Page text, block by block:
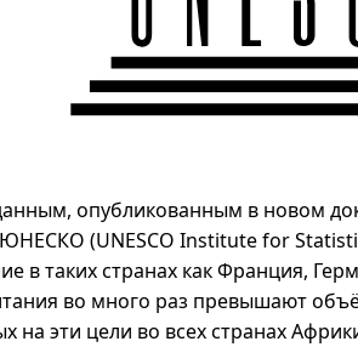
опубликованным в новом
ЮНЕСКО (UNESCO Institute for
в таких странах как Франция,
во много раз превышают
на эти цели во всех странах